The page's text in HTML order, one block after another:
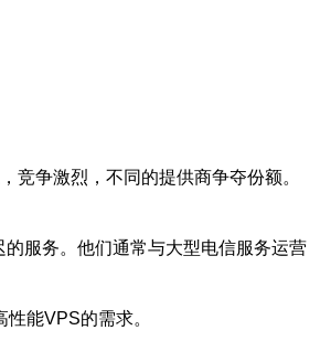
竞争激烈，不同的提供商争夺份额。
服务。他们通常与大型电信服务运营
能VPS的需求。